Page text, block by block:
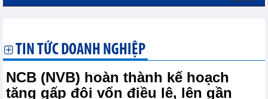
TIN TỨC DOANH NGHIỆP
NCB (NVB) hoàn thành kế hoạch
tăng gấp đôi vốn điều lệ, lên gần